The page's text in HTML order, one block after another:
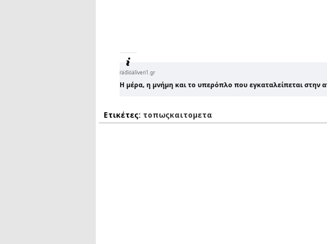
radioaliveri1.gr
Η μέρα, η μνήμη και το υπερόπλο που εγκαταλείπεται στην
Ετικέτες: τοπωςκαιτομετα